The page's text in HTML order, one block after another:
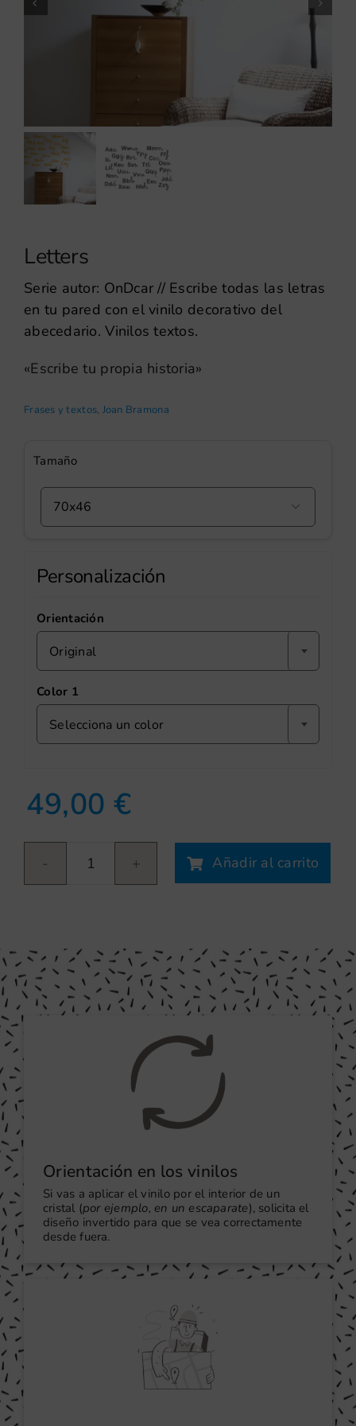
Letters
Serie autor: OnDcar // Escribe todas las letras
en tu pared con el vinilo decorativo del
abecedario. Vinilos textos.
«Escribe tu propia historia»
Frases y textos, Joan Bramona
Tamaño

Personalización
Orientación
Original
Color 1
Selecciona un color
49,00€
Letters
cantidad
Añadir al carrito
Orientación en los vinilos
Si vas a aplicar el vinilo por el interior de un
cristal (por ejemplo, en un escaparate), solicita el
diseño invertido para que se vea correctamente
desde fuera.